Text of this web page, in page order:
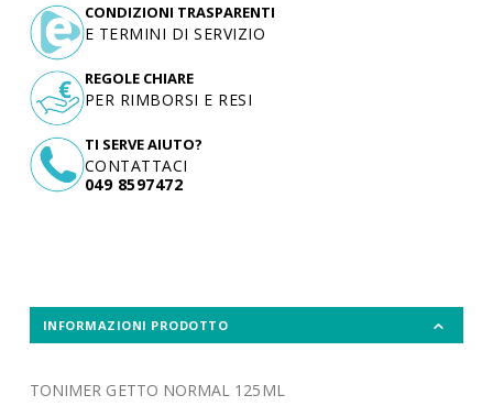
TI SERVE AIUTO?
CONTATTACI
049 8597472
CONDIZIONI TRASPARENTI
E TERMINI DI SERVIZIO
REGOLE CHIARE
PER RIMBORSI E RESI
INFORMAZIONI PRODOTTO
TONIMER GETTO NORMAL 125ML